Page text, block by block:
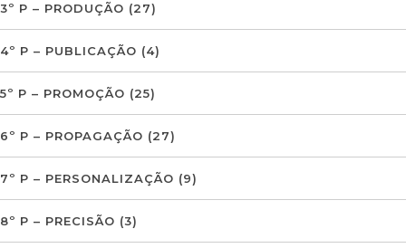
3º P – PRODUÇÃO (27)
4º P – PUBLICAÇÃO (4)
5º P – PROMOÇÃO (25)
6º P – PROPAGAÇÃO (27)
7º P – PERSONALIZAÇÃO (9)
8º P – PRECISÃO (3)